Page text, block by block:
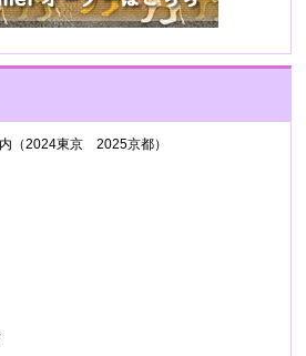
（2024東京 2025京都）